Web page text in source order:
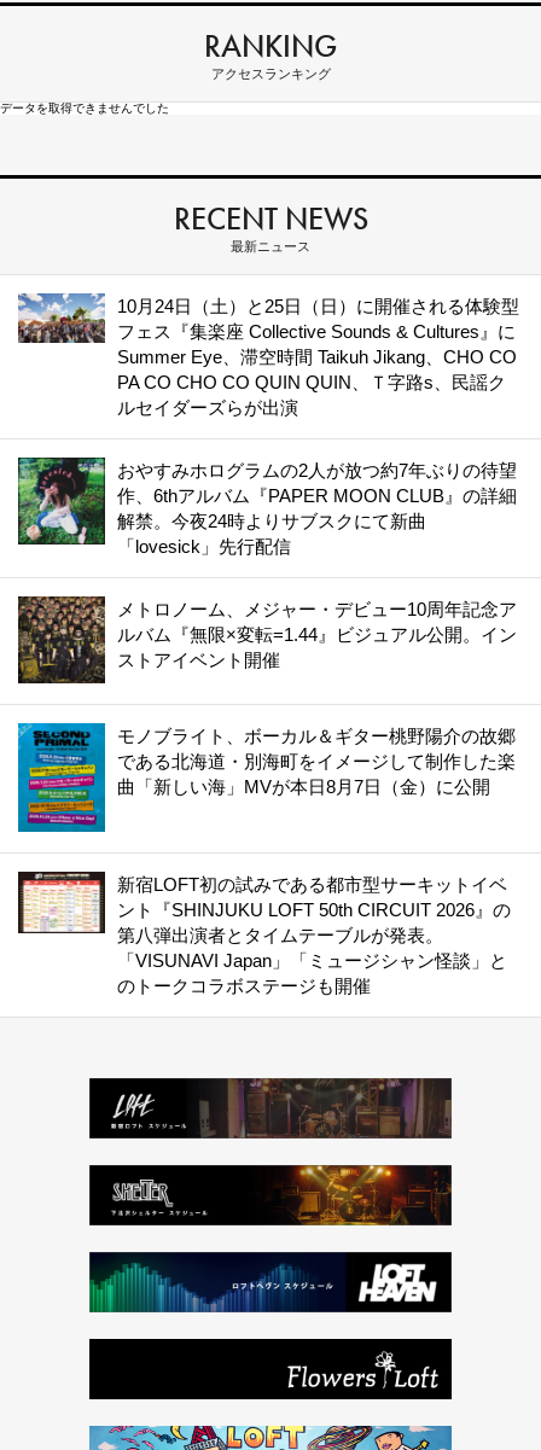
RANKING
アクセスランキング
データを取得できませんでした
RECENT NEWS
最新ニュース
10月24日（土）と25日（日）に開催される体験型
フェス『集楽座 Collective Sounds & Cultures』に
Summer Eye、滞空時間 Taikuh Jikang、CHO CO
PA CO CHO CO QUIN QUIN、Ｔ字路s、民謡ク
ルセイダーズらが出演
おやすみホログラムの2人が放つ約7年ぶりの待望
作、6thアルバム『PAPER MOON CLUB』の詳細
解禁。今夜24時よりサブスクにて新曲
「lovesick」先行配信
メトロノーム、メジャー・デビュー10周年記念ア
ルバム『無限×変転=1.44』ビジュアル公開。イン
ストアイベント開催
モノブライト、ボーカル＆ギター桃野陽介の故郷
である北海道・別海町をイメージして制作した楽
曲「新しい海」MVが本日8月7日（金）に公開
新宿LOFT初の試みである都市型サーキットイベ
ント『SHINJUKU LOFT 50th CIRCUIT 2026』の
第八弾出演者とタイムテーブルが発表。
「VISUNAVI Japan」「ミュージシャン怪談」と
のトークコラボステージも開催